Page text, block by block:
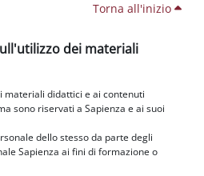
Torna all'inizio
dei materiali
materiali didattici e ai contenuti
sono riservati a Sapienza e ai suoi
dello stesso da parte degli
Sapienza ai fini di formazione o